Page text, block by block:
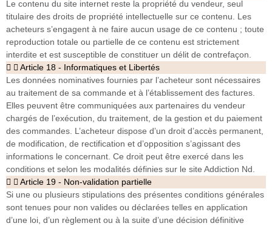
Le contenu du site internet reste la propriété du vendeur, seul
titulaire des droits de propriété intellectuelle sur ce contenu. Les
acheteurs s’engagent à ne faire aucun usage de ce contenu ; toute
reproduction totale ou partielle de ce contenu est strictement
interdite et est susceptible de constituer un délit de contrefaçon.
Article 18 - Informatiques et Libertés
Les données nominatives fournies par l’acheteur sont nécessaires
au traitement de sa commande et à l’établissement des factures.
Elles peuvent être communiquées aux partenaires du vendeur
chargés de l’exécution, du traitement, de la gestion et du paiement
des commandes. L’acheteur dispose d’un droit d’accès permanent,
de modification, de rectification et d’opposition s’agissant des
informations le concernant. Ce droit peut être exercé dans les
conditions et selon les modalités définies sur le site Addiction Nd.
Article 19 - Non-validation partielle
Si une ou plusieurs stipulations des présentes conditions générales
sont tenues pour non valides ou déclarées telles en application
d’une loi, d’un règlement ou à la suite d’une décision définitive